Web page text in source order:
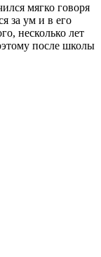
мягко говоря
за ум и в его
несколько лет
после школы